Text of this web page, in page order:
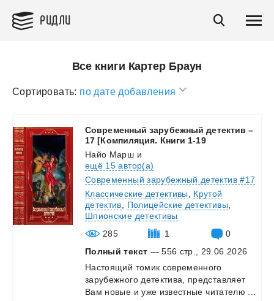
РИДЛИ
Все книги Картер Браун
Сортировать: по дате добавления
Современный зарубежный детектив –
17 [Компиляция. Книги 1-19
Найо Марш и
ещё 15 автор(а)
Современный зарубежный детектив #17
Классические детективы
Крутой
детектив
Полицейские детективы
Шпионские детективы
285
1
0
Полный текст — 556 стр., 29.06.2026
Настоящий томик современного
зарубежного детектива,
представляет
Вам новые и уже известные читателю